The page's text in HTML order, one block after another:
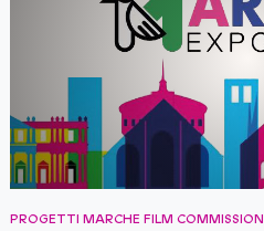
PROGETTI MARCHE FILM COMMISSION